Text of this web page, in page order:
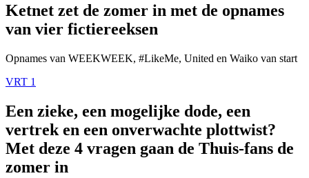
Ketnet zet de zomer in met de opnames
van vier fictiereeksen
Opnames van WEEKWEEK, #LikeMe, United en Waiko van start
VRT 1
Een zieke, een mogelijke dode, een
vertrek en een onverwachte plottwist?
Met deze 4 vragen gaan de Thuis-fans de
zomer in